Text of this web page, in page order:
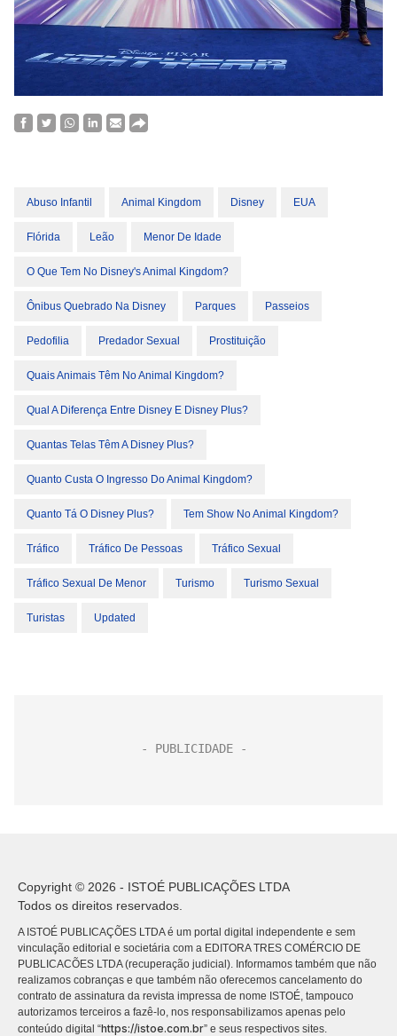
Abuso Infantil Animal Kingdom Disney EUA
Flórida Leão Menor De Idade
O Que Tem No Disney's Animal Kingdom?
Ônibus Quebrado Na Disney Parques Passeios
Pedofilia Predador Sexual Prostituição
Quais Animais Têm No Animal Kingdom?
Qual A Diferença Entre Disney E Disney Plus?
Quantas Telas Têm A Disney Plus?
Quanto Custa O Ingresso Do Animal Kingdom?
Quanto Tá O Disney Plus? Tem Show No Animal Kingdom?
Tráfico Tráfico De Pessoas Tráfico Sexual
Tráfico Sexual De Menor Turismo Turismo Sexual
Turistas Updated
Copyright © 2026 - ISTOÉ PUBLICAÇÕES LTDA
Todos os direitos reservados.
A ISTOÉ PUBLICAÇÕES LTDA é um portal digital independente e sem
vinculação editorial e societária com a EDITORA TRES COMÉRCIO DE
PUBLICACÕES LTDA (recuperação judicial). Informamos também que não
realizamos cobranças e que também não oferecemos cancelamento do
contrato de assinatura da revista impressa de nome ISTOÉ, tampouco
autorizamos terceiros a fazê-lo, nos responsabilizamos apenas pelo
conteúdo digital “https://istoe.com.br” e seus respectivos sites.